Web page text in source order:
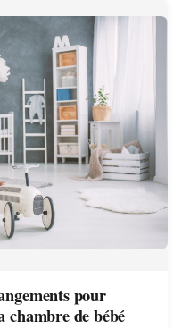
pour
chambre de bébé